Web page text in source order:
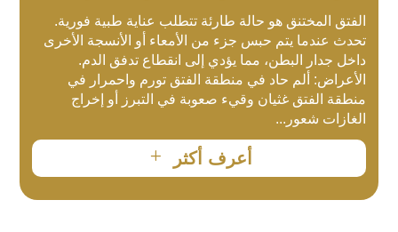
الفتق المختنق هو حالة طارئة تتطلب عناية طبية فورية.
تحدث عندما يتم حبس جزء من الأمعاء أو الأنسجة الأخرى
داخل جدار البطن، مما يؤدي إلى انقطاع تدفق الدم.
الأعراض: ألم حاد في منطقة الفتق تورم واحمرار في
منطقة الفتق غثيان وقيء صعوبة في التبرز أو إخراج
الغازات شعور...
أعرف أكثر L